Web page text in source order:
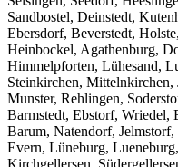
Sandbostel, Deinstedt,
Ebersdorf, Beverstedt,
Heinbockel, Agathenburg,
Himmelpforten, Lühesand,
Steinkirchen,
Munster, Rehlingen,
Barmstedt, Ebstorf, Wriedel,
Barum, Natendorf,
Evern, Lüneburg,
Kirchgellersen,